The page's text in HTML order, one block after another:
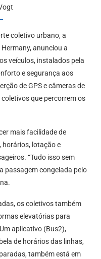
coletivo urbano, a
anunciou a
veículos, instalados pela
e segurança aos
de GPS e câmeras de
que percorrem os
mais facilidade de
horários, lotação e
“Tudo isso sem
passagem congelada pelo
os coletivos também
elevatórias para
aplicativo (Bus2),
de horários das linhas,
também está em